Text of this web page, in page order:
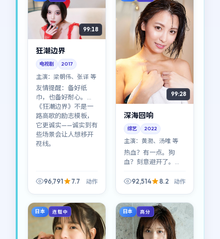
99:18
狂潮边界
电视剧 2017
主演： 梁朝伟、张译 等
友情提醒：备好纸
巾，也备好耐心。
《狂潮边界》不是一
路高歌的励志模板，
它更诚实——诚实到有
些场景会让人想移开
视线。
96,791 7.7 动作
99:28
深海回响
综艺 2022
主演： 黄渤、汤唯 等
热血？有一点。狗
血？刻意避开了。
场面不算最炸裂，却
在。
92,514 8.2 动作
日本 连载中 日本 高分